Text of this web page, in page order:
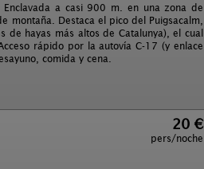
a casi 900 m. en una zona de
montaña. Destaca el pico del Puigsacalm,
de hayas más altos de Catalunya), el cual
rápido por la autovía C-17 (y enlace
comida y cena.
20 €
pers/noche